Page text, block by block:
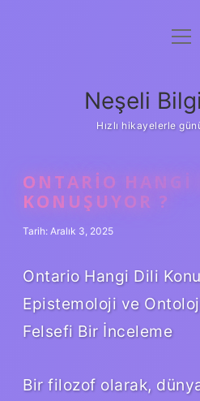
Yasal
Neşeli
Hızlı hikayelerle
ONTARIO HANGI
KONUŞUYOR ?
Tarih: Aralık 3, 2025
Ontario Hangi Dili
Epistemoloji ve
Felsefi Bir İnceleme
Bir filozof olarak,